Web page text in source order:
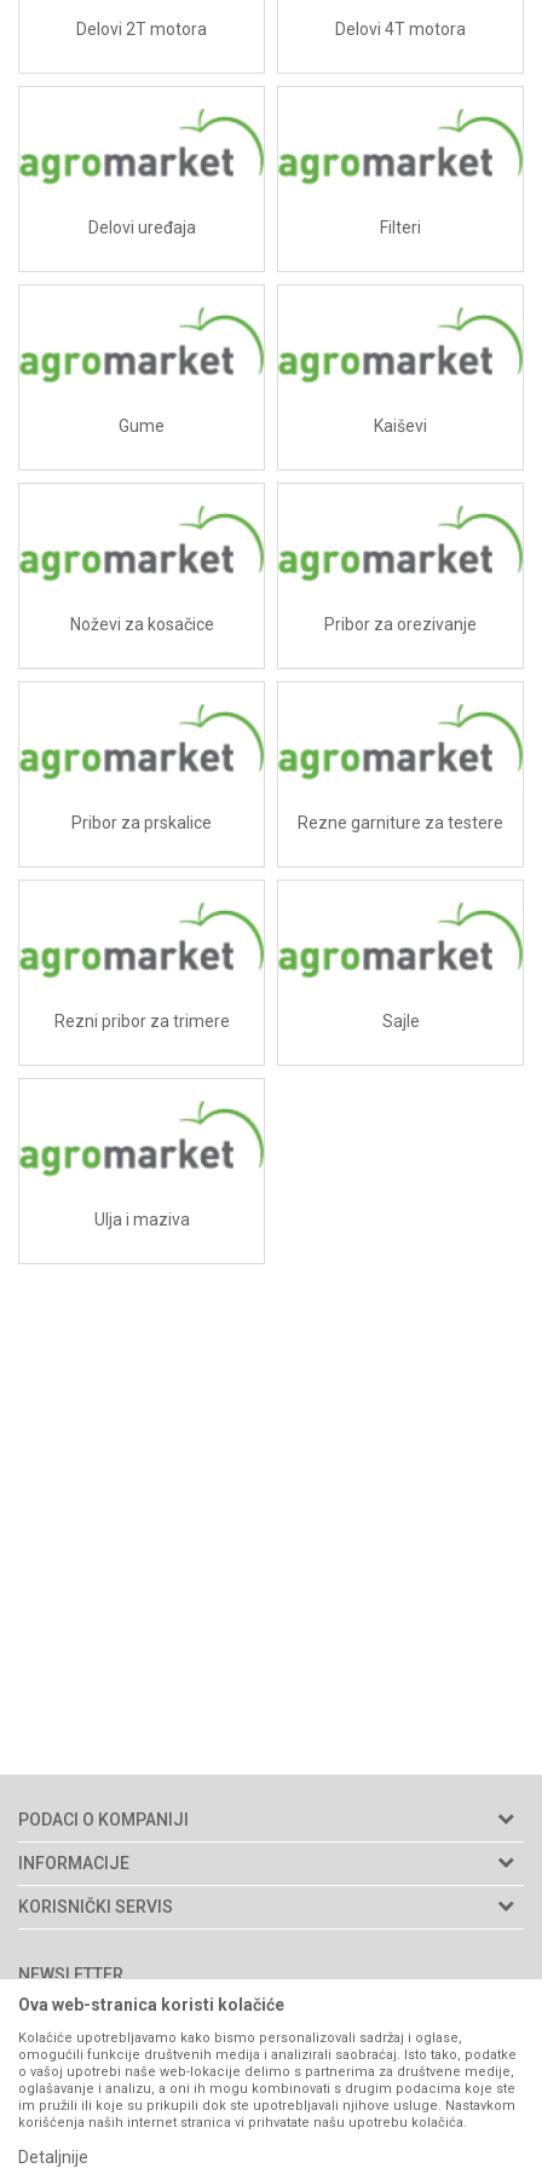
Delovi 2T motora Delovi 4T motora
Delovi uređaja Filteri
Gume Kaiševi
Noževi za kosačice Pribor za orezivanje
Pribor za prskalice Rezne garniture za testere
Rezni pribor za trimere Sajle
Ulja i maziva
PODACI O KOMPANIJI
Agromarket doo
Adresa: Kraljevačkog bataljona 235/2
34000 Kragujevac, Srbija
webshop@agromarket.rs
034/200-784
PIB: 102135221
Matični broj: 07593252
INFORMACIJE
O nama
Prodavnice
Brendovi
Katalozi
Saradnja
Blog
Najčešća pitanja
KORISNIČKI SERVIS
Politika privatnosti
Kako kupiti
Isporuka
Click & Collect
Načini plaćanja
Plaćanje karticama
NEWSLETTER
Anti-spam zaštita - izračunajte koliko je 2 + 3 :
Ova web-stranica koristi kolačiće
Kolačiće upotrebljavamo kako bismo personalizovali sadržaj i oglase,
omogućili funkcije društvenih medija i analizirali saobraćaj. Isto tako, podatke
o vašoj upotrebi naše web-lokacije delimo s partnerima za društvene medije,
oglašavanje i analizu, a oni ih mogu kombinovati s drugim podacima koje ste
im pružili ili koje su prikupili dok ste upotrebljavali njihove usluge. Nastavkom
korišćenja naših internet stranica vi prihvatate našu upotrebu kolačića.
Detaljnije